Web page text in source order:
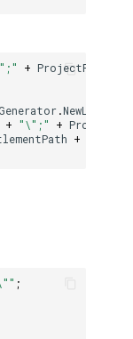
+
.NewLine
+ "\";" +
+
;